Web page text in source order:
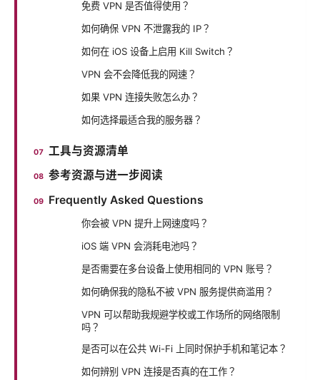
免费 VPN 是否值得使用？
如何确保 VPN 不泄露我的 IP？
如何在 iOS 设备上启用 Kill Switch？
VPN 会不会降低我的网速？
如果 VPN 连接失败怎么办？
如何选择最适合我的服务器？
工具与资源清单
参考资源与进一步阅读
Frequently Asked Questions
你会被 VPN 提升上网速度吗？
iOS 端 VPN 会消耗电池吗？
是否需要在多台设备上使用相同的 VPN 账号？
如何确保我的隐私不被 VPN 服务提供商滥用？
VPN 可以帮助我规避学校或工作场所的网络限制
吗？
是否可以在公共 Wi-Fi 上同时保护手机和笔记本？
如何辨别 VPN 连接是否真的在工作？